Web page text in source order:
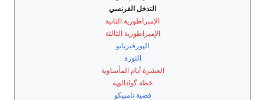
التدخل الفرنسي
الإمبراطورية الثانية
الإمبراطورية الثالثة
الپورفيرياتو
الثورة
العشرة أيام المأساوية
خطة گوادالوپه
قضية تامپيكو